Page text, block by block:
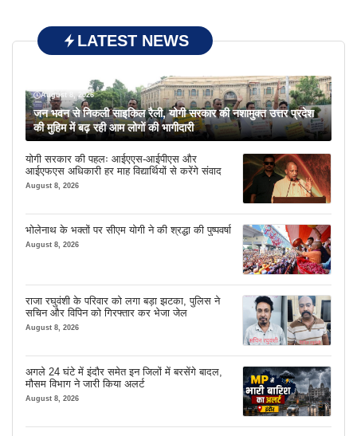
LATEST NEWS
August 8, 2026
जन भवन से निकली साइकिल रैली, योगी सरकार की नशामुक्त उत्तर प्रदेश
की मुहिम में बढ़ रही आम लोगों की भागीदारी
योगी सरकार की पहलः आईएएस-आईपीएस और
आईएफएस अधिकारी हर माह विद्यार्थियों से करेंगे संवाद
August 8, 2026
भोलेनाथ के भक्तों पर सीएम योगी ने की श्रद्धा की पुष्पवर्षा
August 8, 2026
राजा रघुवंशी के परिवार को लगा बड़ा झटका, पुलिस ने
सचिन और विपिन को गिरफ्तार कर भेजा जेल
August 8, 2026
अगले 24 घंटे में इंदौर समेत इन जिलों में बरसेंगे बादल,
मौसम विभाग ने जारी किया अलर्ट
August 8, 2026